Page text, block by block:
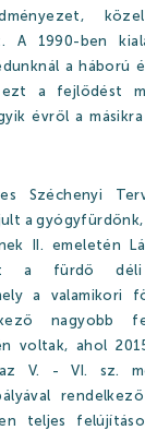
A 1990-ben
a háború
a fejlődést
évről a
Széchenyi
a gyógyfürdőnk,
II. emeletén
a fürdő déli
a valamikori
nagyobb
voltak, ahol
V. - VI. sz.
rendelkező
teljes